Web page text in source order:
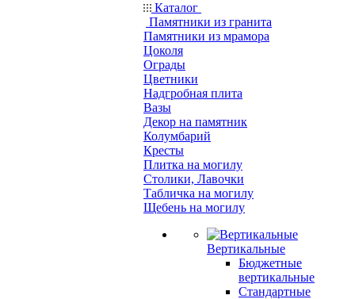
Каталог
Памятники из гранита
Памятники из мрамора
Цоколя
Ограды
Цветники
Надгробная плита
Вазы
Декор на памятник
Колумбарий
Кресты
Плитка на могилу
Столики, Лавочки
Табличка на могилу
Щебень на могилу
Вертикальные
Бюджетные
вертикальные
Стандартные